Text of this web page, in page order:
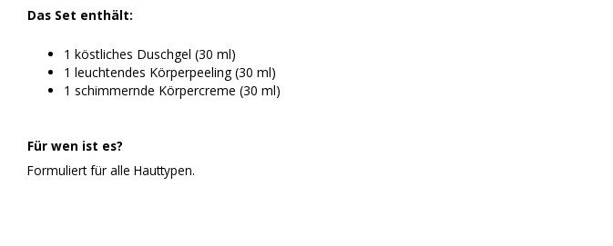
Das Set enthält:
1 köstliches Duschgel (30 ml)
1 leuchtendes Körperpeeling (30 ml)
1 schimmernde Körpercreme (30 ml)
Für wen ist es?
Formuliert für alle Hauttypen.